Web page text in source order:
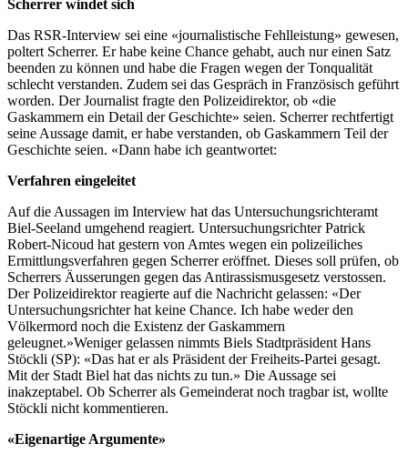
Scherrer windet sich
Das RSR-Interview sei eine «journalistische Fehlleistung» gewesen,
poltert Scherrer. Er habe keine Chance gehabt, auch nur einen Satz
beenden zu können und habe die Fragen wegen der Tonqualität
schlecht verstanden. Zudem sei das Gespräch in Französisch geführt
worden. Der Journalist fragte den Polizeidirektor, ob «die
Gaskammern ein Detail der Geschichte» seien. Scherrer rechtfertigt
seine Aussage damit, er habe verstanden, ob Gaskammern Teil der
Geschichte seien. «Dann habe ich geantwortet:
Verfahren eingeleitet
Auf die Aussagen im Interview hat das Untersuchungsrichteramt
Biel-Seeland umgehend reagiert. Untersuchungsrichter Patrick
Robert-Nicoud hat gestern von Amtes wegen ein polizeiliches
Ermittlungsverfahren gegen Scherrer eröffnet. Dieses soll prüfen, ob
Scherrers Äusserungen gegen das Antirassismusgesetz verstossen.
Der Polizeidirektor reagierte auf die Nachricht gelassen: «Der
Untersuchungsrichter hat keine Chance. Ich habe weder den
Völkermord noch die Existenz der Gaskammern
geleugnet.»Weniger gelassen nimmts Biels Stadtpräsident Hans
Stöckli (SP): «Das hat er als Präsident der Freiheits-Partei gesagt.
Mit der Stadt Biel hat das nichts zu tun.» Die Aussage sei
inakzeptabel. Ob Scherrer als Gemeinderat noch tragbar ist, wollte
Stöckli nicht kommentieren.
«Eigenartige Argumente»